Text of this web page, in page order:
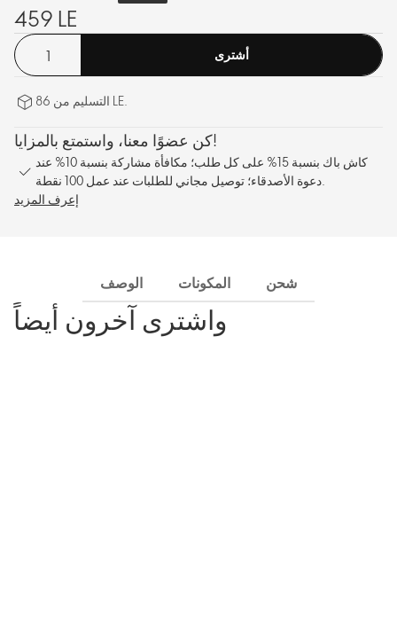
459 LE
أشترى
التسليم من 86 LE.
كن عضوًا معنا، واستمتع بالمزايا!
كاش باك بنسبة 15% على كل طلب؛ مكافأة مشاركة بنسبة 10% عند
دعوة الأصدقاء؛ توصيل مجاني للطلبات عند عمل 100 نقطة.
إعرف المزيد
الوصف المكونات شحن
واشترى آخرون أيضاً